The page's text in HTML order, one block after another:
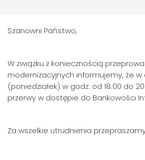
Szanowni Państwo,
W związku z koniecznością
modernizacyjnych informujemy, że w
(poniedziałek) w godz. od 18:00 do
przerwy w dostępie do Bankowości
Za wszelkie utrudnienia